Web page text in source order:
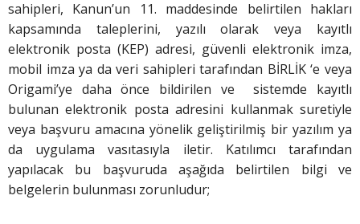
sahipleri, Kanun’un 11. maddesinde belirtilen hakları
kapsamında taleplerini, yazılı olarak veya kayıtlı
elektronik posta (KEP) adresi, güvenli elektronik imza,
mobil imza ya da veri sahipleri tarafından BİRLİK ‘e veya
Origami’ye daha önce bildirilen ve sistemde kayıtlı
bulunan elektronik posta adresini kullanmak suretiyle
veya başvuru amacına yönelik geliştirilmiş bir yazılım ya
da uygulama vasıtasıyla iletir. Katılımcı tarafından
yapılacak bu başvuruda aşağıda belirtilen bilgi ve
belgelerin bulunması zorunludur;